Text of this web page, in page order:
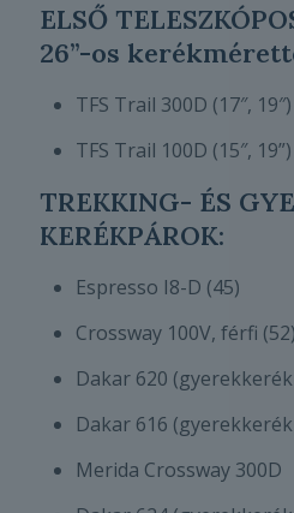
ELSŐ
26”-os
TFS Trail 300D (17″, 19″)
TFS Trail 100D (15″, 19”)
TREKKING- ÉS
KERÉKPÁROK:
Espresso I8-D (45)
Crossway 100V, férfi (52)
Dakar 620
Dakar 616
Merida Crossway 300D